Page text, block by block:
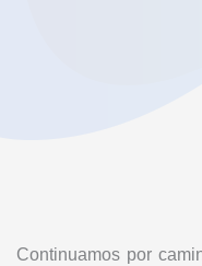
Continuamos por